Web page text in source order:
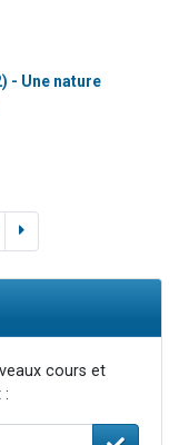
- Une nature
cours et
: